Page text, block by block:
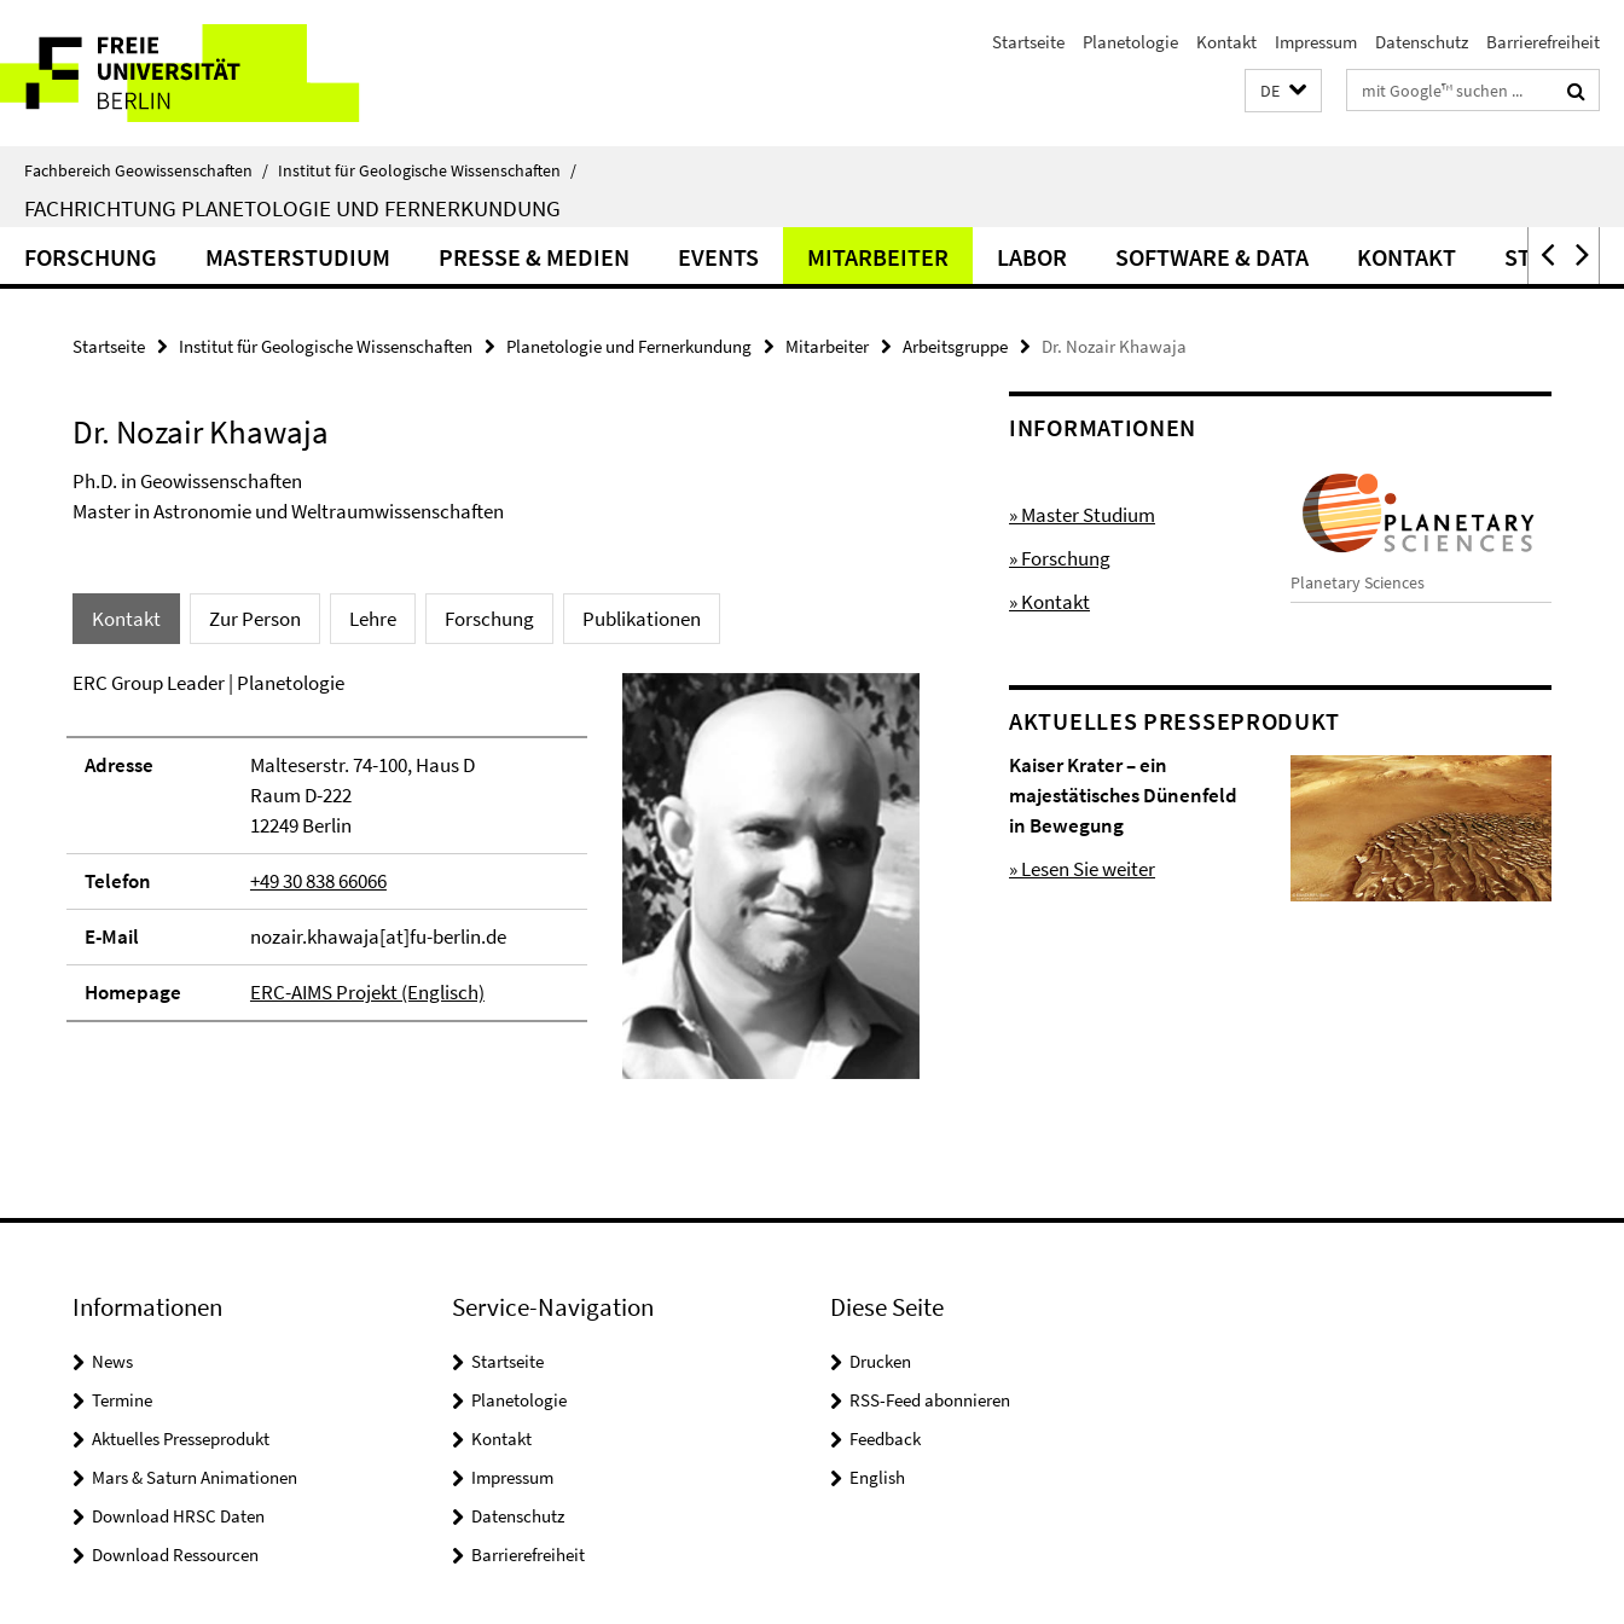
direkt
Inhalt
Service-
Navigation
Startseite Planetologie Kontakt Impressum Datenschutz Barrierefreiheit
DE Suchbegriffe
Fachbereich Geowissenschaften / Institut für Geologische Wissenschaften /
FACHRICHTUNG PLANETOLOGIE UND FERNERKUNDUNG
FORSCHUNG MASTERSTUDIUM PRESSE & MEDIEN EVENTS MITARBEITER LABOR SOFTWARE & DATA KONTAKT STELLEN
Startseite Institut für Geologische Wissenschaften Planetologie und Fernerkundung Mitarbeiter Arbeitsgruppe Dr. Nozair Khawaja
Dr. Nozair Khawaja
Ph.D. in Geowissenschaften
Master in Astronomie und Weltraumwissenschaften
Kontakt Zur Person Lehre Forschung Publikationen
ERC Group Leader | Planetologie
Adresse
Malteserstr. 74-100, Haus D
Raum D-222
12249 Berlin
Telefon +49 30 838 66066
E-Mail nozair.khawaja[at]fu-berlin.de
Homepage ERC-AIMS Projekt (Englisch)
INFORMATIONEN
Planetary Sciences
» Master Studium
» Forschung
» Kontakt
AKTUELLES PRESSEPRODUKT
Kaiser Krater – ein
majestätisches Dünenfeld
in Bewegung
» Lesen Sie weiter
Informationen
News
Termine
Aktuelles Presseprodukt
Mars & Saturn Animationen
Download HRSC Daten
Download Ressourcen
Service-Navigation
Startseite
Planetologie
Kontakt
Impressum
Datenschutz
Barrierefreiheit
Diese Seite
Drucken
RSS-Feed abonnieren
Feedback
English